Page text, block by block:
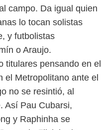
campo. Da igual quien
lo tocan solistas
y futbolistas
o Araujo.
titulares pensando en el
el Metropolitano ante el
no se resintió, al
Así Pau Cubarsi,
y Raphinha se